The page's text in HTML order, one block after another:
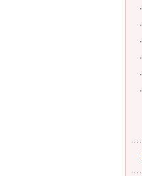
·
·
·
·
·
·